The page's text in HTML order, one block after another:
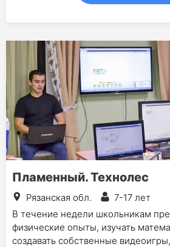
Пламенный. Технолес
Рязанская обл.
7-17 лет
В течение недели школьникам
физические опыты, изучать
создавать собственные